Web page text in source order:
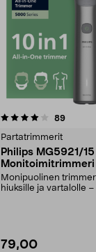
89
Partatrimmerit
Philips MG5921/15
Monitoimitrimmeri
Monipuolinen
hiuksille ja vartalolle –
79,00
4.5 viidestä